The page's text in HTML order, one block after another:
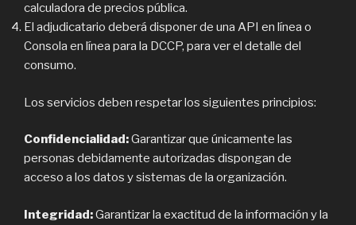
calculadora de precios pública.
El adjudicatario deberá disponer de una API en línea o
Consola en línea para la DCCP, para ver el detalle del
consumo.
Los servicios deben respetar los siguientes principios:
Confidencialidad:Garantizar que únicamente las
personas debidamente autorizadas dispongan de
acceso a los datos y sistemas de la organización.
Integridad:Garantizar la exactitud de la información y la